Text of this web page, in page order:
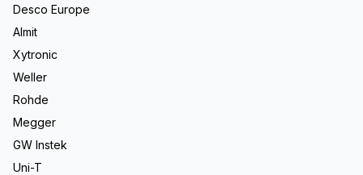
Desco Europe
Almit
Xytronic
Weller
Rohde
Megger
GW Instek
Uni-T